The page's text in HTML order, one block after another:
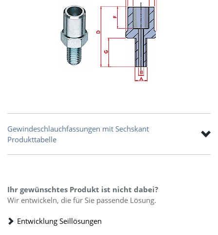
Gewindeschlauchfassungen mit Sechskant
Produkttabelle
Ihr gewünschtes Produkt ist nicht dabei?
Wir entwickeln, die für Sie passende Lösung.
Entwicklung Seillösungen